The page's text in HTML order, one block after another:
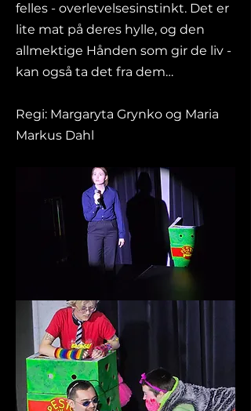
felles - overlevelsesinstinkt. Det er
lite mat på deres hylle, og den
allmektige Hånden som gir de liv -
kan også ta det fra dem…
Regi: Margaryta Grynko og Maria
Markus Dahl